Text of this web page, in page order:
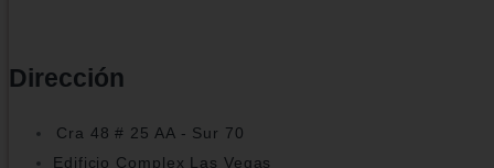
Dirección
Cra 48 # 25 AA - Sur 70
Edificio Complex Las Vegas